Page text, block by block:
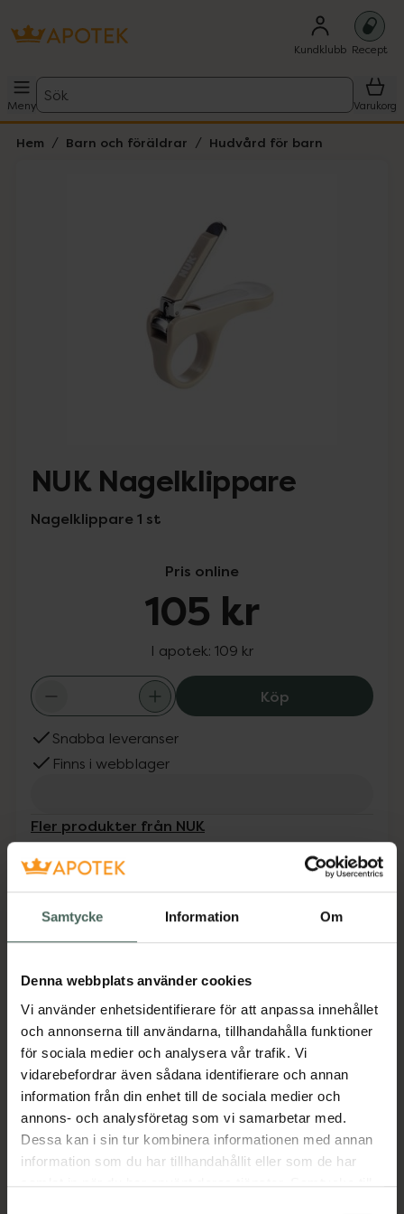
Samtycke Information Om
Denna webbplats använder cookies
Vi använder enhetsidentifierare för att anpassa innehållet
och annonserna till användarna, tillhandahålla funktioner
för sociala medier och analysera vår trafik. Vi
vidarebefordrar även sådana identifierare och annan
information från din enhet till de sociala medier och
annons- och analysföretag som vi samarbetar med.
Dessa kan i sin tur kombinera informationen med annan
information som du har tillhandahållit eller som de har
samlat in när du har använt deras tjänster. Samtycke till
Kundklubb Recept
Meny
Sök
Varukorg
Hem Barn och föräldrar Hudvård för barn
NUK Nagelklippare
Nagelklippare 1 st
Pris online
105 kr
I apotek: 109 kr
KöpNUK
Snabba leveranser
Finns i webblager
Fler produkter från NUK
Aktuella erbjudanden
nagelklippare som tack vare sina rundade
naglar. Ringen på handtaget ger ett stabilt
och säkert grepp.
Jämförpris 109 kr/st
EAN:04008600246466
Kategorier:
Barn och föräldrarHudvård för barn